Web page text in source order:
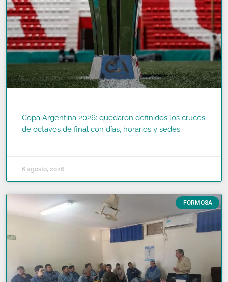
Copa Argentina 2026: quedaron definidos los cruces
de octavos de final con días, horarios y sedes
6 agosto, 2026
FORMOSA